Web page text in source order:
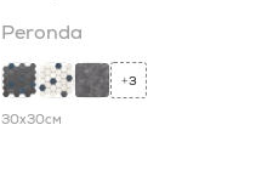
Peronda
+3
30x30см